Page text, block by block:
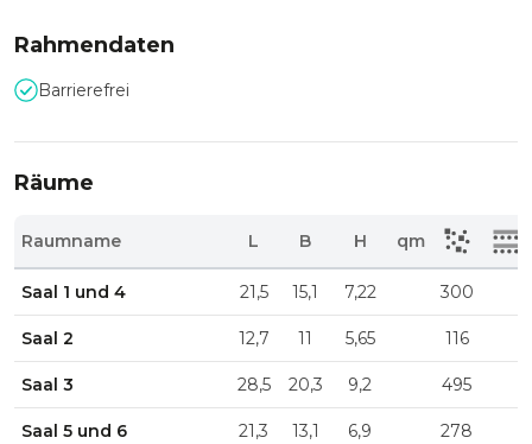
Rahmendaten
Barrierefrei
Räume
Raumname L B H qm
Saal 1 und 4 21,5 15,1 7,22 300
Saal 2 12,7 11 5,65 116
Saal 3 28,5 20,3 9,2 495
Saal 5 und 6 21,3 13,1 6,9 278